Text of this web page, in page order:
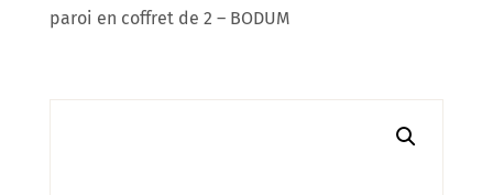
paroi en coffret de 2 – BODUM